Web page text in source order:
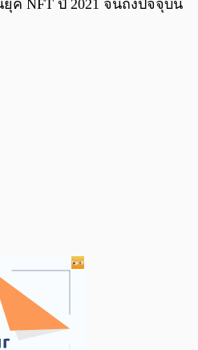
ค NFT ปี 2021 จนถึงปัจจุบัน